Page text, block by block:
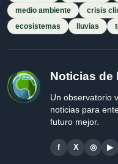
medio ambiente
crisis
ecosistemas
lluvias
Noticias de
Un observatorio
noticias para
futuro mejor.
f X ◎ ▶